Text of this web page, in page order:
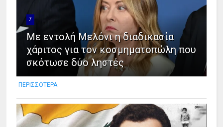
7
Με εντολή Μελόνι η διαδικασία
χάριτος για τον κοσμηματοπώλη που
σκότωσε δύο ληστές
ΠΕΡΙΣΣΟΤΕΡΑ